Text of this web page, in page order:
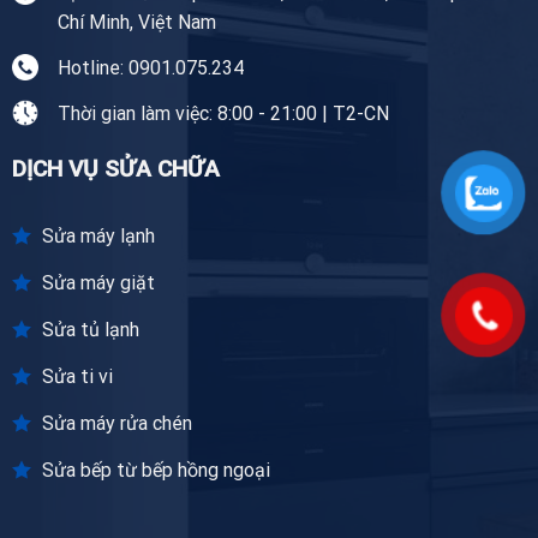
Chí Minh, Việt Nam
Hotline: 0901.075.234
Thời gian làm việc: 8:00 - 21:00 | T2-CN
DỊCH VỤ SỬA CHỮA
Sửa máy lạnh
Sửa máy giặt
Sửa tủ lạnh
Sửa ti vi
Sửa máy rửa chén
Sửa bếp từ bếp hồng ngoại